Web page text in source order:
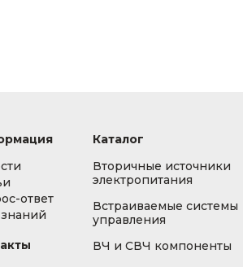
ответ
Каталог
Вторичные источники
электропитания
Встраиваемые системы
управления
ВЧ и СВЧ компоненты